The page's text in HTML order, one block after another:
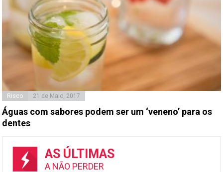
Risco 21 de Maio, 2017
Águas com sabores podem ser um ‘veneno’ para os
dentes
AS ÚLTIMAS
A NÃO PERDER